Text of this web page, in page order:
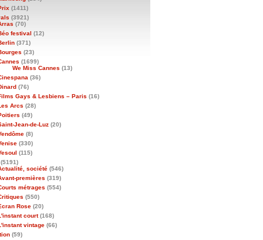
(1411)
(3921)
(70)
festival (12)
(371)
(23)
(1699)
We Miss Cannes (13)
(36)
(76)
Gays & Lesbiens – Paris (16)
Arcs (28)
(49)
Jean-de-Luz (20)
(8)
(330)
(115)
(5191)
société (546)
premières (319)
métrages (554)
(550)
Rose (20)
court(168)
vintage (66)
(59)